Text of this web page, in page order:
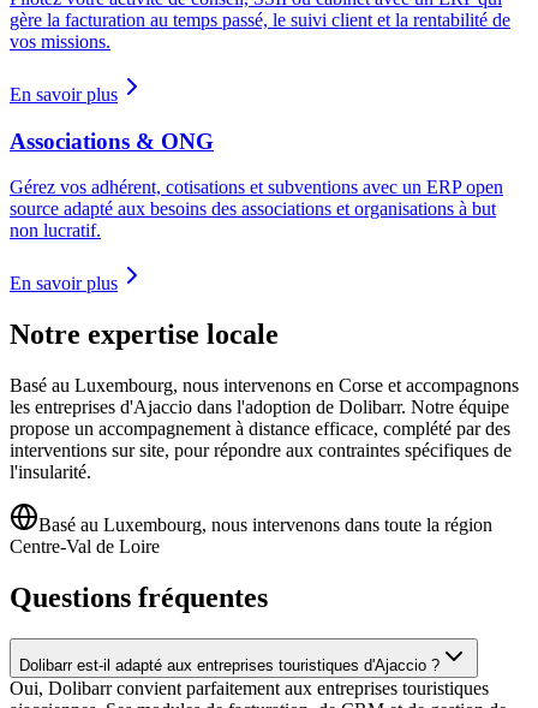
gère la facturation au temps passé, le suivi client et la rentabilité de
vos missions.
En savoir plus
Associations & ONG
Gérez vos adhérent, cotisations et subventions avec un ERP open
source adapté aux besoins des associations et organisations à but
non lucratif.
En savoir plus
Notre expertise locale
Basé au Luxembourg, nous intervenons en Corse et accompagnons
les entreprises d'Ajaccio dans l'adoption de Dolibarr. Notre équipe
propose un accompagnement à distance efficace, complété par des
interventions sur site, pour répondre aux contraintes spécifiques de
l'insularité.
Basé au Luxembourg, nous intervenons dans toute la région
Centre-Val de Loire
Questions fréquentes
Dolibarr est-il adapté aux entreprises touristiques d'Ajaccio ?
Oui, Dolibarr convient parfaitement aux entreprises touristiques